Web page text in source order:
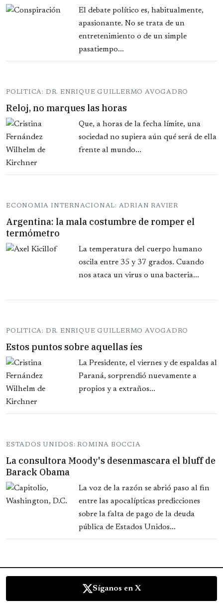
El debate político es, habitualmente,
apasionante. No se trata de un
entretenimiento o de un simple
pasatiempo...
POLITICA: DR. ENRIQUE GUILLERMO AVOGADRO
Reloj, no marques las horas
Que, a horas de la fecha límite, una
sociedad no supiera aún qué será de ella
frente al mundo...
ECONOMIA INTERNACIONAL: ADRIAN RAVIER
Argentina: la mala costumbre de romper el
termómetro
La temperatura del cuerpo humano
oscila entre 35 y 37 grados. Cuando
nos ataca un virus o una bacteria...
POLITICA: DR. ENRIQUE GUILLERMO AVOGADRO
Estos puntos sobre aquellas íes
La Presidente, el viernes y de espaldas al
Paraná, sorprendió nuevamente a
propios y a extraños...
ESTADOS UNIDOS: ROMINA BOCCIA
La consultora Moody's desenmascara el bluff de
Barack Obama
La voz de la razón se abrió paso al fin
entre las apocalípticas predicciones
sobre la falta de pago de la deuda
pública de Estados Unidos...
Síganos en X